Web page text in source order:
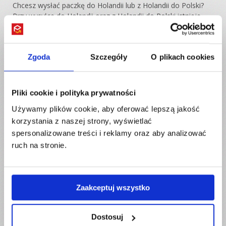
Zgoda Szczegóły O plikach cookies
Pliki cookie i polityka prywatności
Używamy plików cookie, aby oferować lepszą jakość
korzystania z naszej strony, wyświetlać
spersonalizowane treści i reklamy oraz aby analizować
ruch na stronie.
Zaakceptuj wszystko
Dostosuj
Chcesz wysłać paczkę do Holandii lub z Holandii do Polski?
Przy wysyłce do Holandii oraz z Holandii do Polski istnieje
wiele czynników, które wpływają na koszt takiej usługi.
Wyślij paczkę do Holandii
Jak długo idzie paczka do Holandii? - to
musisz wiedzieć
Holandii, istnieje wiele czynników, które mogą wpływać na
czas dostawy. Dużo zależy od sposobu wysyłki, wybranego
kuriera oraz rodzaju paczki. Oto kilka informacji, które mogą
Ci pomóc zrozumieć, jak długo może trwać transport